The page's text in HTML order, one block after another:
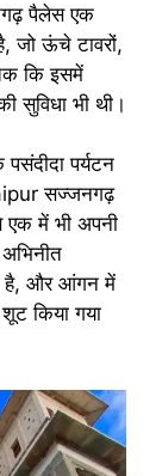
पैलेस एक
जो ऊंचे टावरों,
​​कि इसमें
सुविधा भी थी।
पर्यटन
सज्जनगढ़
एक में भी अपनी
है, और आंगन में
किया गया